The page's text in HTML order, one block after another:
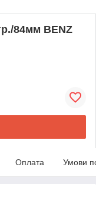
84мм BENZ
Оплата Умови